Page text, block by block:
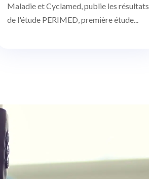
Maladie et Cyclamed, publie les résultats
de l'étude PERIMED, première étude...